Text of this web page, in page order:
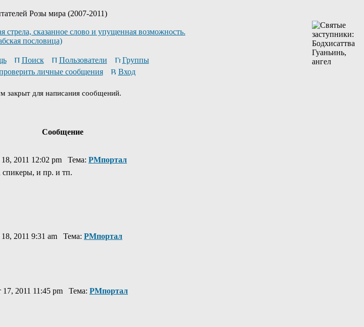
Розы мира (2007-2011)
сказанное слово и упущенная возможность.
пословица)
Поиск Пользователи
Группы
личные сообщения Вход
закрыт для написания сообщений.
Сообщение
2011 12:02 pm Тема: РМпортал
и пр. и тп.
2011 9:31 am Тема: РМпортал
2011 11:45 pm Тема: РМпортал